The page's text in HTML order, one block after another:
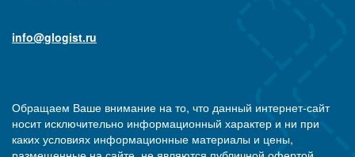
info@glogist.ru
Обращаем Ваше внимание на то, что данный интернет-сайт
носит исключительно информационный характер и ни при
каких условиях информационные материалы и цены,